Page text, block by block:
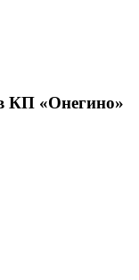
КП «Онегино»